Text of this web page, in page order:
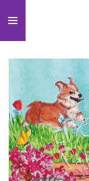
direct
naar
de
hoofdinhoud